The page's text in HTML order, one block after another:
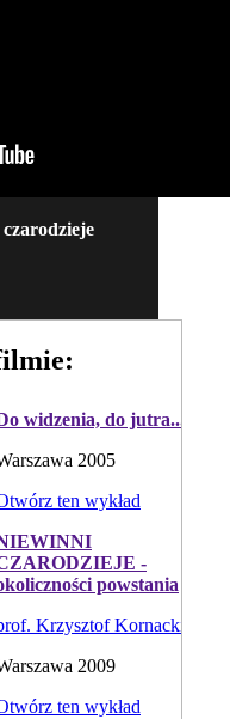
widzenia, do jutra...
2005
ten wykład
-
powstania
Krzysztof Kornacki
2009
ten wykład